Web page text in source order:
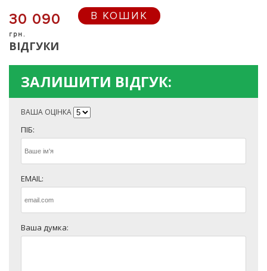
30 090
грн.
В КОШИК
ВІДГУКИ
ЗАЛИШИТИ ВІДГУК:
ВАША ОЦІНКА
ПІБ:
EMAIL:
Ваша думка: